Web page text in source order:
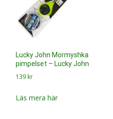
Lucky John Mormyshka
pimpelset – Lucky John
139 kr
Läs mera här